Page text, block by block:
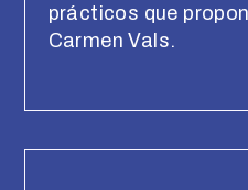
prácticos que
Carmen Vals.